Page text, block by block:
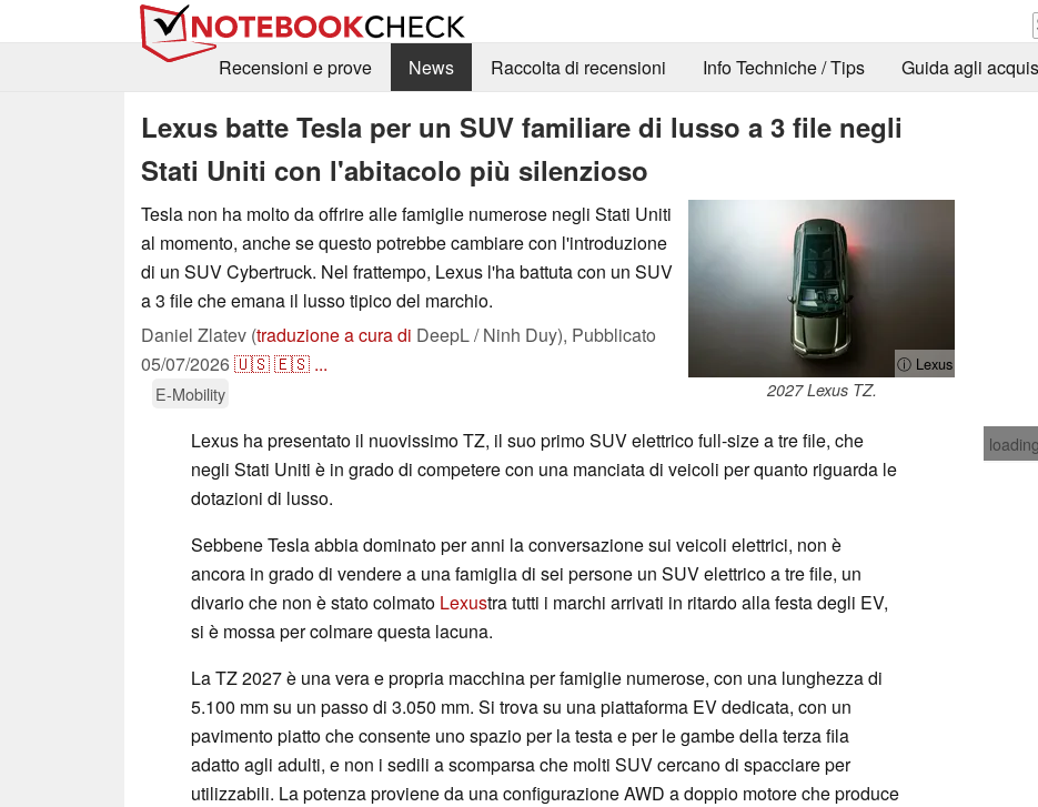
Recensioni e prove
News Raccolta di recensioni Info Techniche / Tips Guida agli
Lexus batte Tesla per un SUV familiare di lusso a 3 file negli
Stati Uniti con l'abitacolo più silenzioso
ⓘ Lexus
2027 Lexus TZ.
Tesla non ha molto da offrire alle famiglie numerose negli Stati Uniti
al momento, anche se questo potrebbe cambiare con l'introduzione
di un SUV Cybertruck. Nel frattempo, Lexus l'ha battuta con un SUV
a 3 file che emana il lusso tipico del marchio.
Daniel Zlatev (traduzione a cura di DeepL / Ninh Duy), Pubblicato
05/07/2026🇺🇸🇪🇸 ...
E-Mobility
Lexus ha presentato il nuovissimo TZ, il suo primo SUV elettrico full-size a tre file, che
negli Stati Uniti è in grado di competere con una manciata di veicoli per quanto riguarda le
dotazioni di lusso.
Sebbene Tesla abbia dominato per anni la conversazione sui veicoli elettrici, non è
ancora in grado di vendere a una famiglia di sei persone un SUV elettrico a tre file, un
divario che non è stato colmato Lexustra tutti i marchi arrivati in ritardo alla festa degli EV,
si è mossa per colmare questa lacuna.
La TZ 2027 è una vera e propria macchina per famiglie numerose, con una lunghezza di
5.100 mm su un passo di 3.050 mm. Si trova su una piattaforma EV dedicata, con un
pavimento piatto che consente uno spazio per la testa e per le gambe della terza fila
adatto agli adulti, e non i sedili a scomparsa che molti SUV cercano di spacciare per
utilizzabili. La potenza proviene da una configurazione AWD a doppio motore che produce